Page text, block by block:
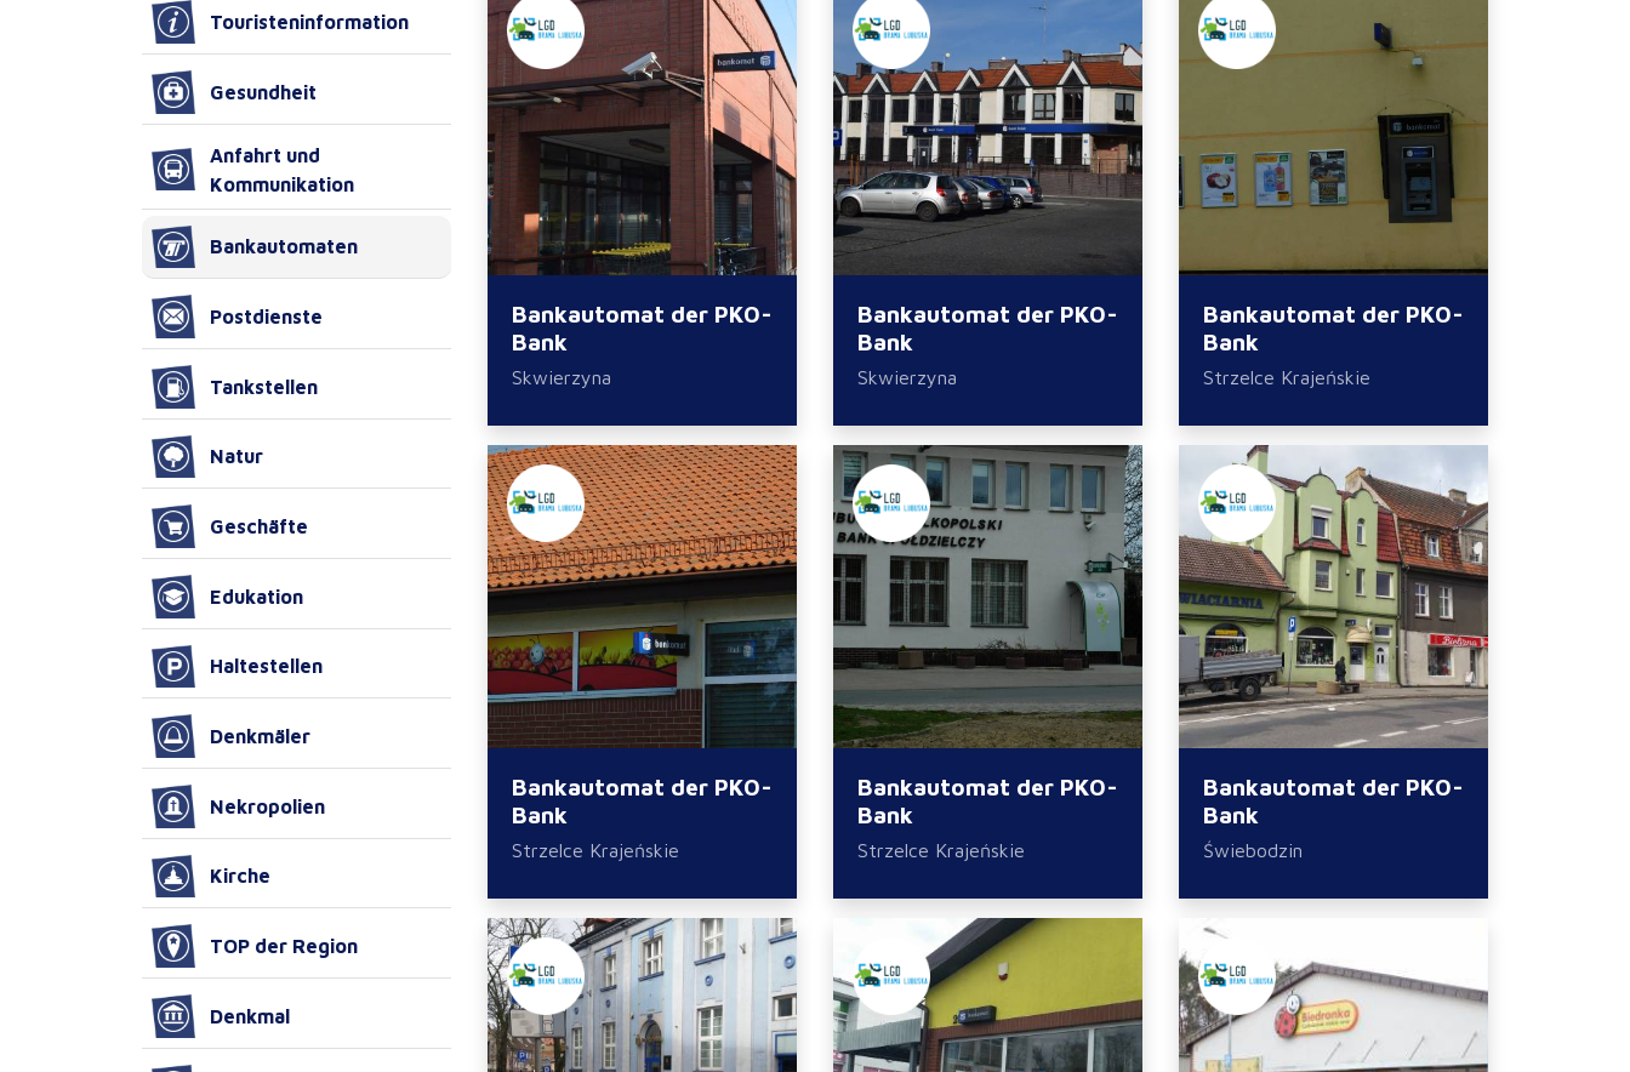
Bankautomat der PKO-
Bank
Skwierzyna
Bankautomat der PKO-
Bank
Skwierzyna
Bankautomat der PKO-
Bank
Strzelce Krajeńskie
Bankautomat der PKO-
Bank
Strzelce Krajeńskie
Bankautomat der PKO-
Bank
Strzelce Krajeńskie
Bankautomat der PKO-
Bank
Świebodzin
Touristeninformation
Gesundheit
Anfahrt und
Kommunikation
Bankautomaten
Postdienste
Tankstellen
Natur
Geschäfte
Edukation
Haltestellen
Denkmäler
Nekropolien
Kirche
TOP der Region
Denkmal